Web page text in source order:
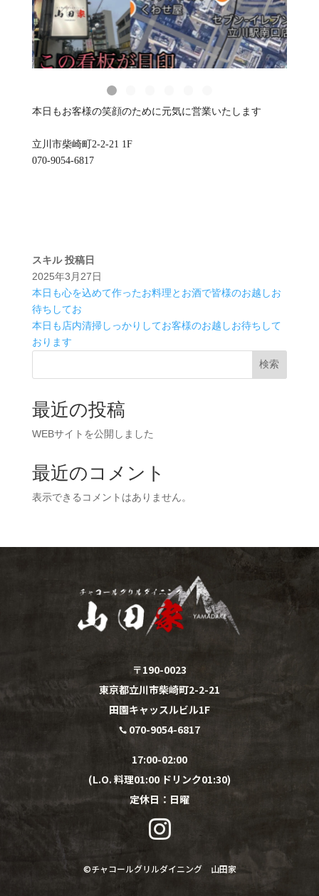
本日もお客様の笑顔のために元気に営業いたします
立川市柴崎町2-2-21 1F
070-9054-6817
スキル 投稿日
2025年3月27日
本日も心を込めて作ったお料理とお酒で皆様のお越しお
待ちしてお
本日も店内清掃しっかりしてお客様のお越しお待ちして
おります
検索
最近の投稿
WEBサイトを公開しました
最近のコメント
表示できるコメントはありません。
〒190-0023
東京都立川市柴崎町2-2-21
田園キャッスルビル1F
 070-9054-6817
17:00-02:00
(L.O. 料理01:00 ドリンク01:30)
定休日： 日曜

©︎チャコールグリルダイニング 山田家